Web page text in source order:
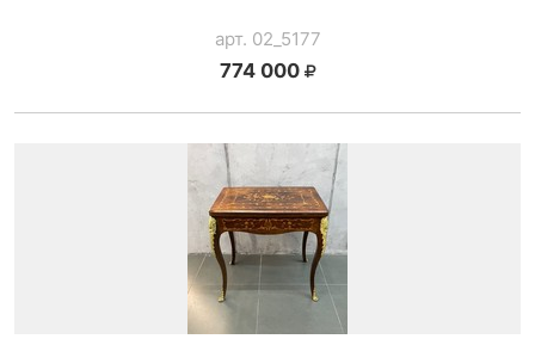
арт. 02_5177
774 000